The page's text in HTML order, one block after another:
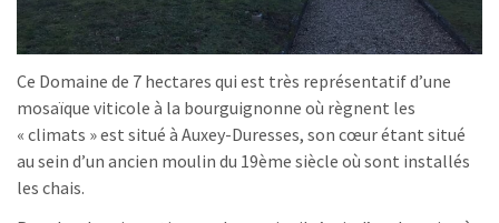
Ce Domaine de 7 hectares qui est très représentatif d’une
mosaïque viticole à la bourguignonne où règnent les
« climats » est situé à Auxey-Duresses, son cœur étant situé
au sein d’un ancien moulin du 19ème siècle où sont installés
les chais.